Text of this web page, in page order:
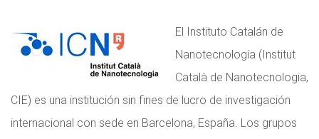
El Instituto Catalán de
Nanotecnología (Institut
Català de Nanotecnologia,
CIE) es una institución sin fines de lucro de investigación
internacional con sede en Barcelona, España. Los grupos